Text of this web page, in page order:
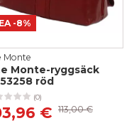
-8%
Monte
Monte-ryggsäck
röd
(0)
€ 113,00 €